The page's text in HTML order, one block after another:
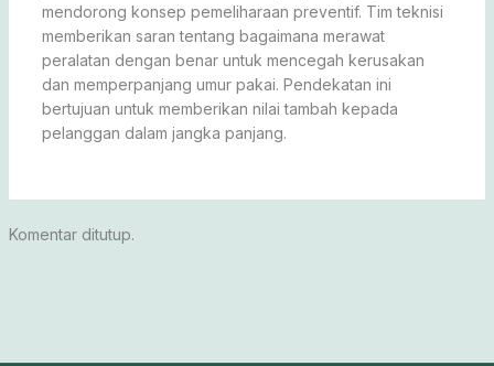
mendorong konsep pemeliharaan preventif. Tim teknisi
memberikan saran tentang bagaimana merawat
peralatan dengan benar untuk mencegah kerusakan
dan memperpanjang umur pakai. Pendekatan ini
bertujuan untuk memberikan nilai tambah kepada
pelanggan dalam jangka panjang.
Komentar ditutup.